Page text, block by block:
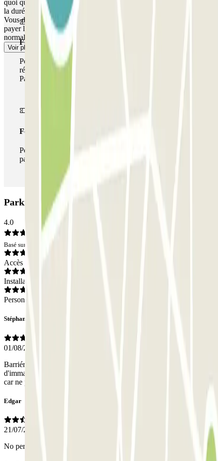
quoi que ce soit, comme lors de votre arrivée. Si vous avez dépassé
la durée de validité de votre réservation, la barrière ne s'ouvrira pas.
Vous devrez vous rendre à la cabine de contrôle ou à la caisse pour
payer le montant dû qui correspondra au temps additionnel au tarif
normal.
Voir plus
Forfait de stationnement multiple
Pendant votre séjour, vous pouvez utiliser l'ensemble du
réseau de parkings de cet opérateur disponible sur
Parclick.
Forfait illimité
Pendant votre séjour, vous pouvez entrer et sortir du
parking aussi souvent que vous le souhaitez.
Parking APK2 Sardenya – Parc Güell: Avis
4.0
Basé sur 45 avis
Accès
Installations
Personnel
Stéphanie
01/08/2026
Barriére ouverte dés notre arrivée. Mais à la sortie problème, plaque
d'immatriculation non reconnue. Sortie du parking très compliquée
car ne parle pas français.
Edgar
21/07/2026
No person present to address a problem with the reservation